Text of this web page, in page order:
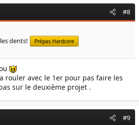
#8
dents! Prépas Hardcore
rouler avec le 1er pour pas faire les
sur le deuxième projet .
#9